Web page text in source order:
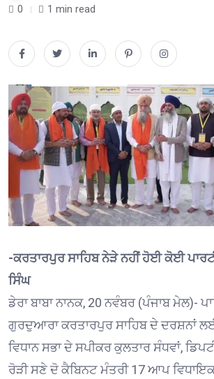
0
1 min read
-ਕਰਤਾਰਪੁਰ ਸਾਹਿਬ ਨੇੜੇ ਨਹੀਂ ਹੋਈ ਕੋਈ
ਸਿੰਘ
ਡੇਰਾ ਬਾਬਾ ਨਾਨਕ, 20 ਨਵੰਬਰ (ਪੰਜਾਬ ਮੇਲ)-
ਗੁਰਦੁਆਰਾ ਕਰਤਾਰਪੁਰ ਸਾਹਿਬ ਦੇ ਦਰਸ਼ਨਾਂ
ਵਿਧਾਨ ਸਭਾ ਦੇ ਸਪੀਕਰ ਕੁਲਤਾਰ ਸੰਧਵਾਂ,
ਰੋੜੀ ਸਣੇ ਦੋ ਕੈਬਿਨਟ ਮੰਤਰੀ 17 ਆਪ